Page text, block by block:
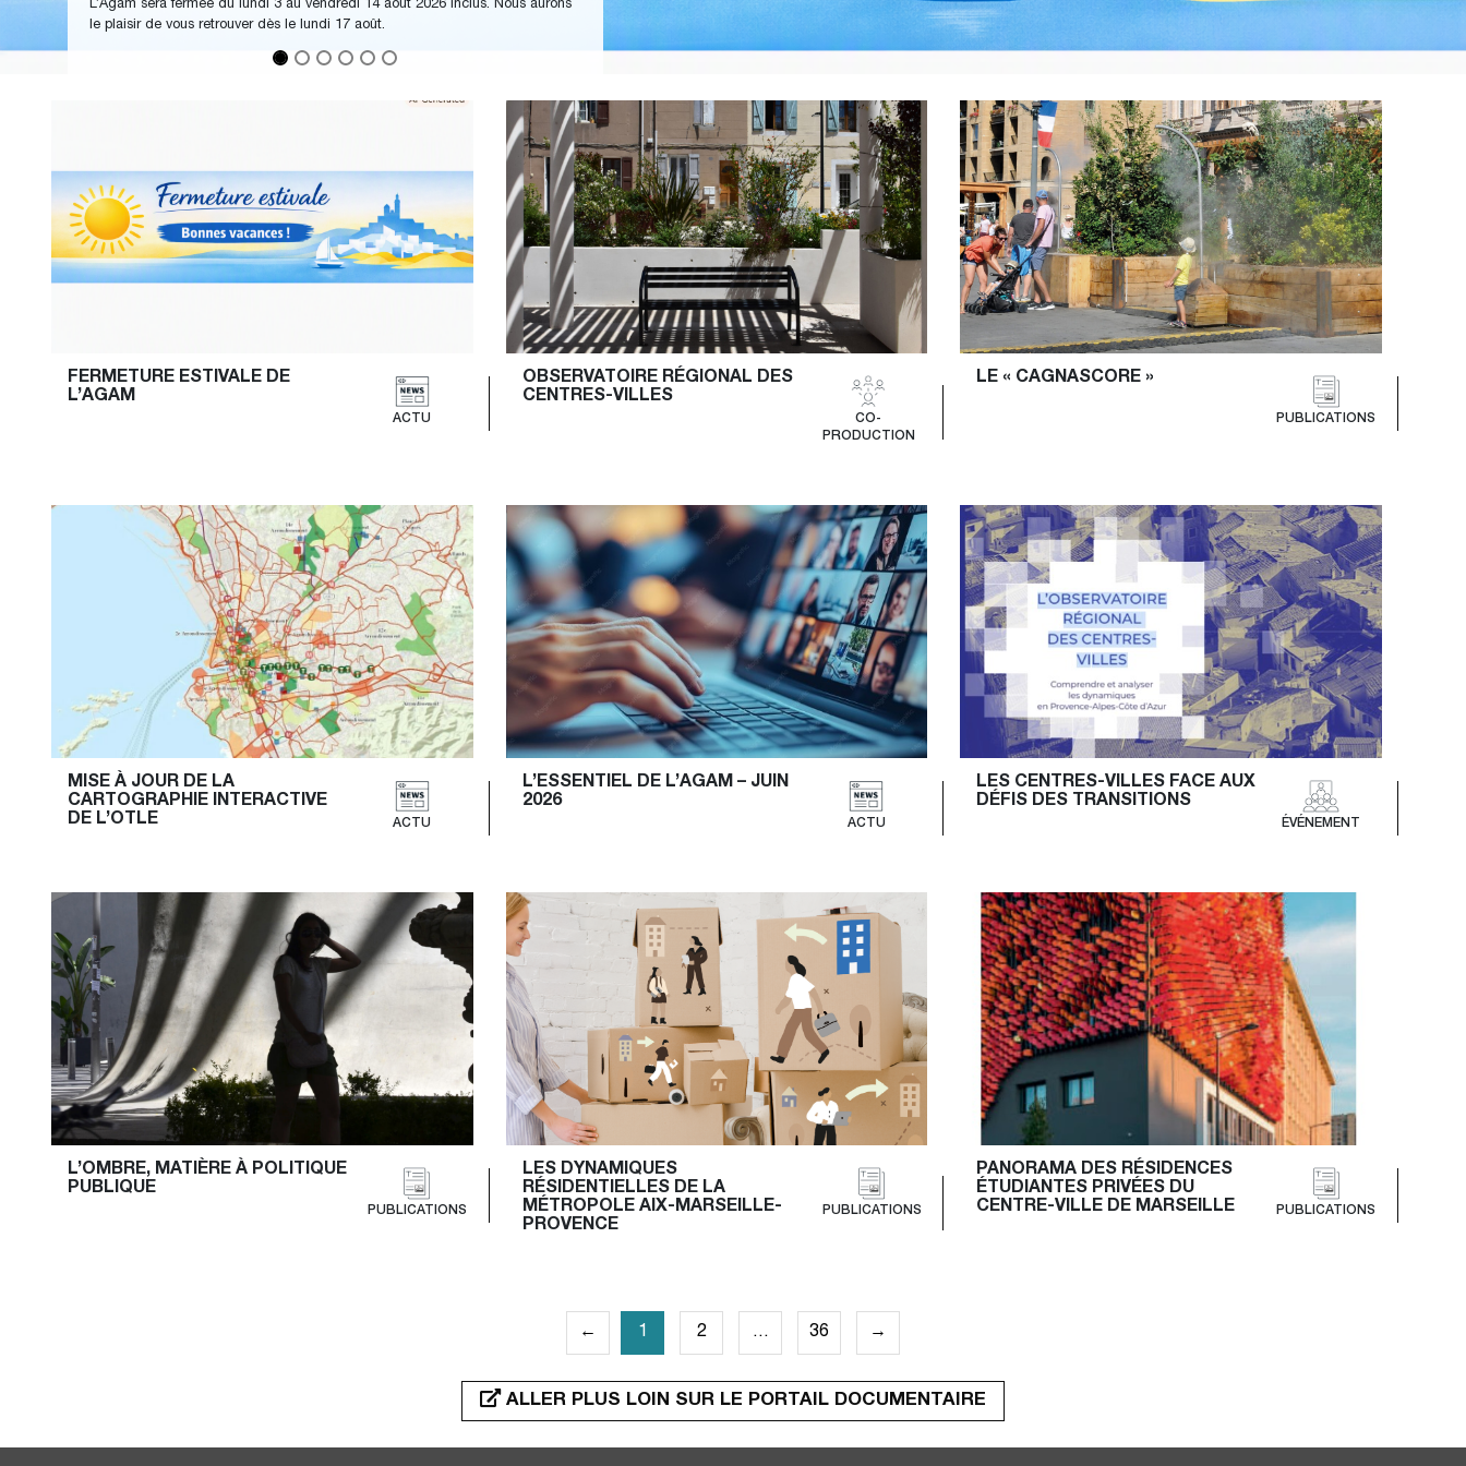
Perrine Prigent devient vice‑présidente, et Hélène Di Vita Danchesi est
désignée trésorière.
FERMETURE ESTIVALE DE
L’AGAM
ACTU
OBSERVATOIRE RÉGIONAL DES
CENTRES-VILLES
CO-
PRODUCTION
LE « CAGNASCORE »
PUBLICATIONS
MISE À JOUR DE LA
CARTOGRAPHIE INTERACTIVE
DE L’OTLE
ACTU
L’ESSENTIEL DE L’AGAM – JUIN
2026
ACTU
LES CENTRES-VILLES FACE AUX
DÉFIS DES TRANSITIONS
ÉVÉNEMENT
L’OMBRE, MATIÈRE À POLITIQUE
PUBLIQUE
PUBLICATIONS
LES DYNAMIQUES
RÉSIDENTIELLES DE LA
MÉTROPOLE AIX-MARSEILLE-
PROVENCE
PUBLICATIONS
PANORAMA DES RÉSIDENCES
ÉTUDIANTES PRIVÉES DU
CENTRE-VILLE DE MARSEILLE
PUBLICATIONS
PAGINATION
← 1 2 … 36 →
ALLER PLUS LOIN SUR LE PORTAIL DOCUMENTAIRE